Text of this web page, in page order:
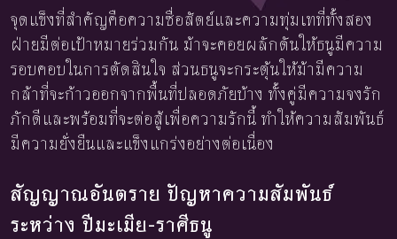
จุดแข็งที่สำคัญคือความซื่อสัตย์และความทุ่มเทที่ทั้งสอง
ฝ่ายมีต่อเป้าหมายร่วมกัน ม้าจะคอยผลักดันให้ธนูมีความ
รอบคอบในการตัดสินใจ ส่วนธนูจะกระตุ้นให้ม้ามีความ
กล้าที่จะก้าวออกจากพื้นที่ปลอดภัยบ้าง ทั้งคู่มีความจงรัก
ภักดีและพร้อมที่จะต่อสู้เพื่อความรักนี้ ทำให้ความสัมพันธ์
มีความยั่งยืนและแข็งแกร่งอย่างต่อเนื่อง
สัญญาณอันตราย ปัญหาความสัมพันธ์
ระหว่าง ปีมะเมีย-ราศีธนู